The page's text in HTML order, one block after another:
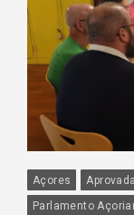
Açores
Parlamento